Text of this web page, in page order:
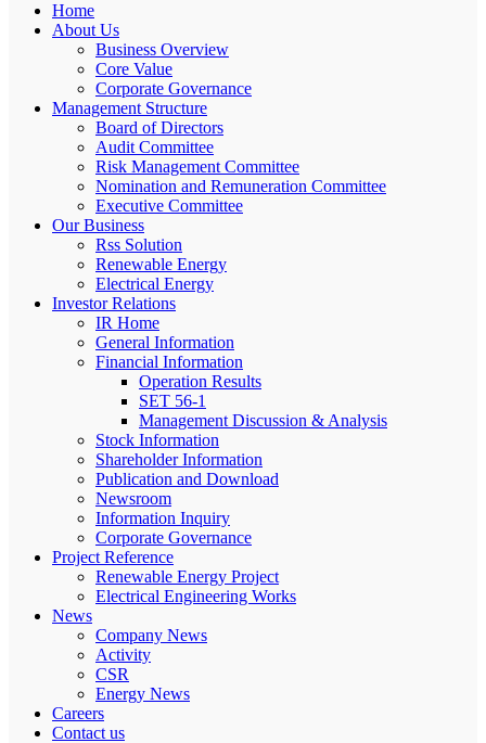
Home
About Us
Business Overview
Core Value
Corporate Governance
Management Structure
Board of Directors
Audit Committee
Risk Management Committee
Nomination and Remuneration Committee
Executive Committee
Our Business
Rss Solution
Renewable Energy
Electrical Energy
Investor Relations
IR Home
General Information
Financial Information
Operation Results
SET 56-1
Management Discussion & Analysis
Stock Information
Shareholder Information
Publication and Download
Newsroom
Information Inquiry
Corporate Governance
Project Reference
Renewable Energy Project
Electrical Engineering Works
News
Company News
Activity
CSR
Energy News
Careers
Contact us